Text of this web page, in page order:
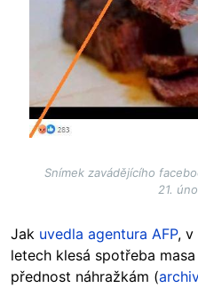
Snímek zavádějícího
21.
Jak uvedla agentura AFP, v
letech klesá spotřeba
přednost náhražkám (